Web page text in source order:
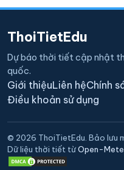
Xã Liên Hòa
Xã Sông Khoai
ThoiTietEdu
Dự báo thời tiết cập nhật
quốc.
Giới thiệuLiên hệChính
Điều khoản sử dụng
© 2026 ThoiTietEdu. Bảo lưu
Dữ liệu thời tiết từOpen-